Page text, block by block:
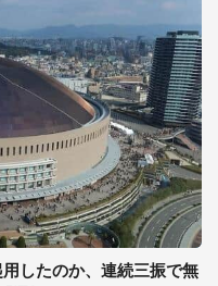
したのか、連続三振で無